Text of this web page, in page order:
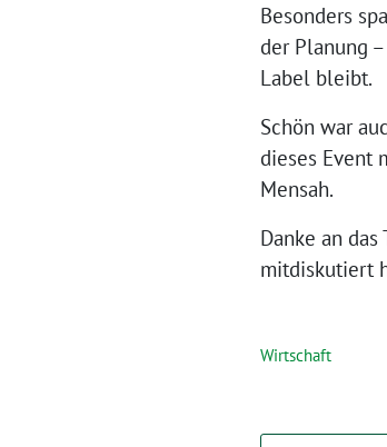
Besonders
der Planung
Label bleibt.
Schön war
dieses Event
Mensah.
Danke an
mitdiskutiert
Wirtschaft